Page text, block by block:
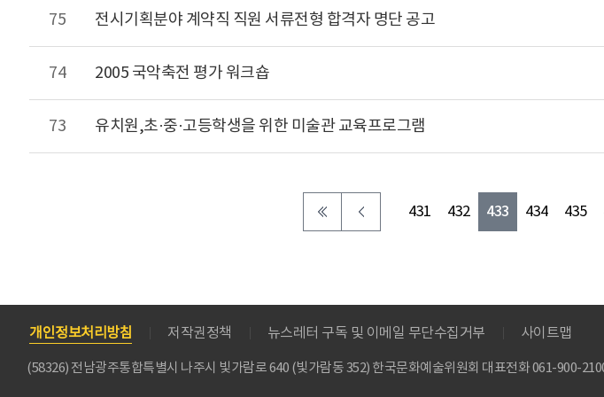
75 전시기획분야 계약직 직원 서류전형 합격자 명단 공고
74 2005 국악축전 평가 워크숍
73 유치원,초·중·고등학생을 위한 미술관 교육프로그램
431 432 433 434 435
개인정보처리방침 저작권정책 뉴스레터 구독 및 이메일 무단수집거부 사이트맵
(58326) 전남광주통합특별시 나주시 빛가람로 640 (빛가람동 352) 한국문화예술위원회 대표전화 061-900-